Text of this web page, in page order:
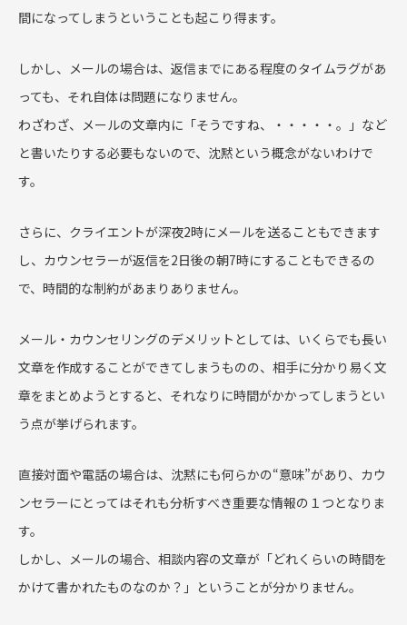
間になってしまうということも起こり得ます。
しかし、メールの場合は、返信までにある程度のタイムラグがあ
っても、それ自体は問題になりません。
わざわざ、メールの文章内に「そうですね、・・・・・。」など
と書いたりする必要もないので、沈黙という概念がないわけで
す。
さらに、クライエントが深夜2時にメールを送ることもできます
し、カウンセラーが返信を2日後の朝7時にすることもできるの
で、時間的な制約があまりありません。
メール・カウンセリングのデメリットとしては、いくらでも長い
文章を作成することができてしまうものの、相手に分かり易く文
章をまとめようとすると、それなりに時間がかかってしまうとい
う点が挙げられます。
直接対面や電話の場合は、沈黙にも何らかの“意味”があり、カウ
ンセラーにとってはそれも分析すべき重要な情報の１つとなりま
す。
しかし、メールの場合、相談内容の文章が「どれくらいの時間を
かけて書かれたものなのか？」ということが分かりません。